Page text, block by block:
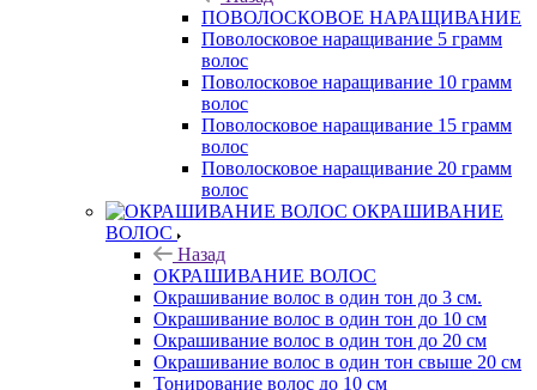
ПОВОЛОСКОВОЕ НАРАЩИВАНИЕ
Поволосковое наращивание 5 грамм
волос
Поволосковое наращивание 10 грамм
волос
Поволосковое наращивание 15 грамм
волос
Поволосковое наращивание 20 грамм
волос
ОКРАШИВАНИЕ
ВОЛОС
Назад
ОКРАШИВАНИЕ ВОЛОС
Окрашивание волос в один тон до 3 см.
Окрашивание волос в один тон до 10 см
Окрашивание волос в один тон до 20 см
Окрашивание волос в один тон свыше 20 см
Тонирование волос до 10 см